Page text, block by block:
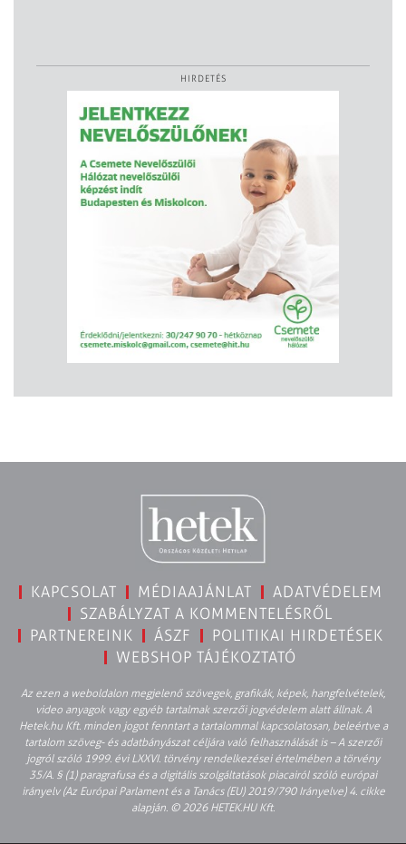
HIRDETÉS
KAPCSOLAT MÉDIAAJÁNLAT
ADATVÉDELEM
SZABÁLYZAT A KOMMENTELÉSRŐL
PARTNEREINK
ÁSZF
POLITIKAI HIRDETÉSEK
WEBSHOP TÁJÉKOZTATÓ
Az ezen a weboldalon megjelenő szövegek, grafikák, képek, hangfelvételek,
video anyagok vagy egyéb tartalmak szerzői jogvédelem alatt állnak. A
Hetek.hu Kft. minden jogot fenntart a tartalommal kapcsolatosan, beleértve a
tartalom szöveg- és adatbányászat céljára való felhasználását is – A szerzői
jogról szóló 1999. évi LXXVI. törvény rendelkezései értelmében a törvény
35/A. § (1) paragrafusa és a digitális szolgáltatások piacairól szóló európai
irányelv (Az Európai Parlament és a Tanács (EU) 2019/790 Irányelve) 4. cikke
alapján. © 2026 HETEK.HU Kft.